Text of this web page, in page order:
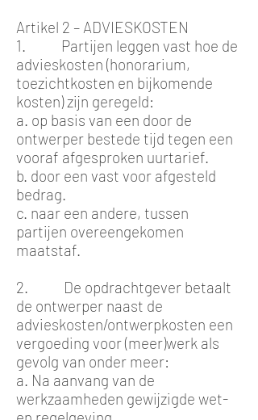
Artikel 2 – ADVIESKOSTEN
1. Partijen leggen vast hoe de
advieskosten (honorarium,
toezichtkosten en bijkomende
kosten) zijn geregeld:
a. op basis van een door de
ontwerper bestede tijd tegen een
vooraf afgesproken uurtarief.
b. door een vast voor afgesteld
bedrag.
c. naar een andere, tussen
partijen overeengekomen
maatstaf.
2. De opdrachtgever betaalt
de ontwerper naast de
advieskosten/ontwerpkosten een
vergoeding voor (meer)werk als
gevolg van onder meer:
a. Na aanvang van de
werkzaamheden gewijzigde wet-